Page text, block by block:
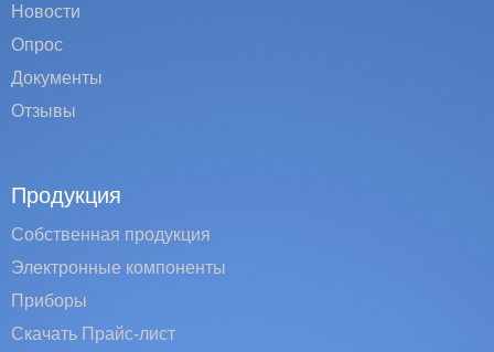
Новости
Опрос
Документы
Отзывы
Продукция
Собственная продукция
Электронные компоненты
Приборы
Скачать Прайс-лист